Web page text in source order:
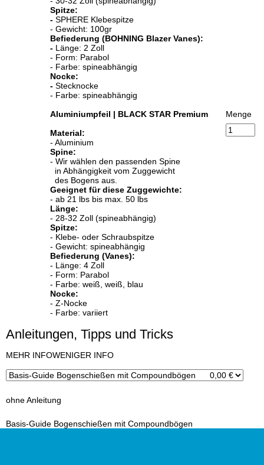
Spitze:
- SPHERE Klebespitze
- Gewicht: 100gr
Befiederung (BOHNING Blazer Vanes):
- Länge: 2 Zoll
- Form: Parabol
- Farbe: spineabhängig
Nocke:
- Stecknocke
- Farbe: spineabhängig
Aluminiumpfeil | BLACK STAR Premium
Material:
- Aluminium
Spine:
- Wir wählen den passenden Spine
in Abhängigkeit vom Zuggewicht
des Bogens aus.
Geeignet für diese Zuggewichte:
- ab 21 lbs bis max. 50 lbs
Länge:
- 28-32 Zoll (spineabhängig)
Spitze:
- Klebe- oder Schraubspitze
- Gewicht: spineabhängig
Befiederung (Vanes):
- Länge: 4 Zoll
- Form: Parabol
- Farbe: weiß, weiß, blau
Nocke:
- Z-Nocke
- Farbe: variiert
Menge
Anleitungen, Tipps und Tricks
x
MEHR INFOWENIGER INFO
ohne Anleitung
Basis-Guide Bogenschießen mit Compoundbögen